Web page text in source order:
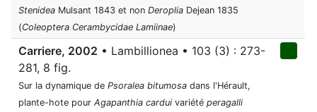
Stenidea Mulsant 1843 et non Deroplia Dejean 1835
(Coleoptera Cerambycidae Lamiinae)
Carriere, 2002 • Lambillionea • 103 (3) : 273-
281, 8 fig.
Sur la dynamique de Psoralea bitumosa dans l'Hérault,
plante-hote pour Agapanthia cardui variété peragalli